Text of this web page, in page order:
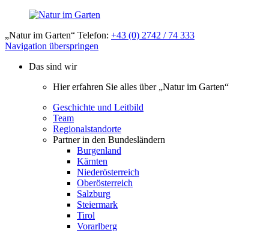
„Natur im Garten“ Telefon: +43 (0) 2742 / 74 333
Navigation überspringen
Das sind wir
Hier erfahren Sie alles über „Natur im Garten“
Geschichte und Leitbild
Team
Regionalstandorte
Partner in den Bundesländern
Burgenland
Kärnten
Niederösterreich
Oberösterreich
Salzburg
Steiermark
Tirol
Vorarlberg